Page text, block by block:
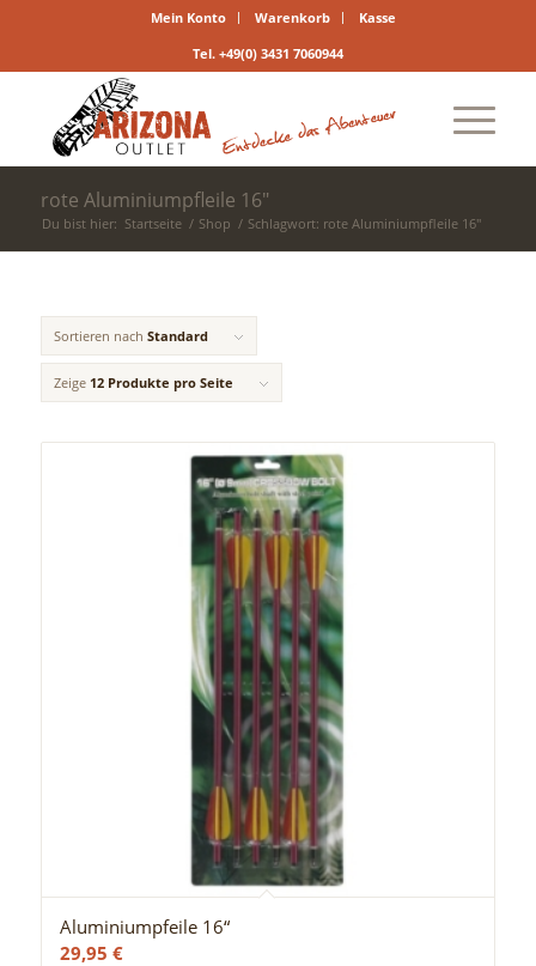
Mein Konto Warenkorb
Kasse
Tel. +49(0) 3431 7060944
rote Aluminiumpfleile 16"
Du bist hier: Startseite / Shop / Schlagwort: rote Aluminiumpfleile 16"
Sortieren nach Standard
Zeige 12 Produkte pro Seite
Aluminiumpfeile 16“
29,95 €